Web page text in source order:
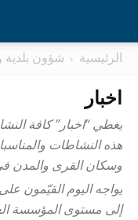
الرئيسية شؤون بلدية
اخبار
يغطي “اخبار” كافة
هذه النشاطات
وسكان القرى والمدن
يواجه اليوم القيّمون
إلى مستوى المؤسسة